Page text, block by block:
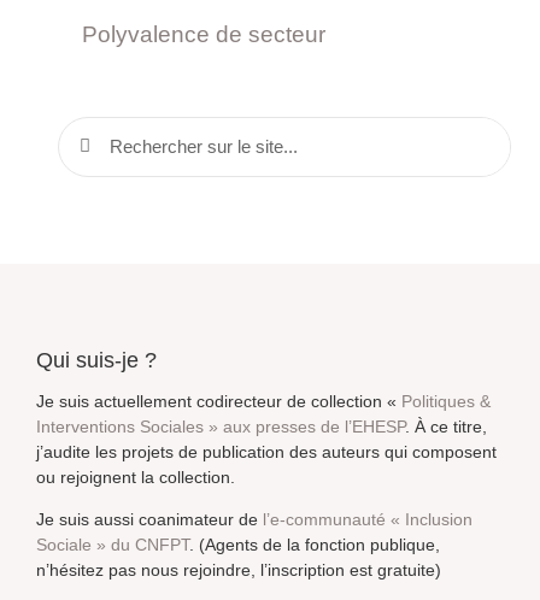
Polyvalence de secteur
Qui suis-je ?
Je suis actuellement codirecteur de collection « Politiques &
Interventions Sociales » aux presses de l’EHESP. À ce titre,
j’audite les projets de publication des auteurs qui composent
ou rejoignent la collection.
Je suis aussi coanimateur de l’e-communauté « Inclusion
Sociale » du CNFPT. (Agents de la fonction publique,
n’hésitez pas nous rejoindre, l’inscription est gratuite)